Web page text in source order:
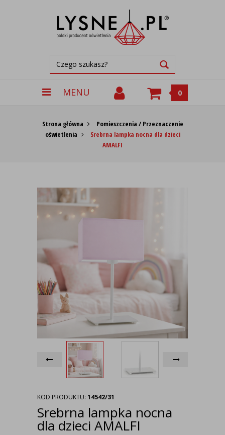
MENU 0
Strona główna
Pomieszczenia / Przeznaczenie
oświetlenia
Srebrna lampka nocna dla dzieci
AMALFI
KOD PRODUKTU: 14542/31
Srebrna lampka nocna
dla dzieci AMALFI